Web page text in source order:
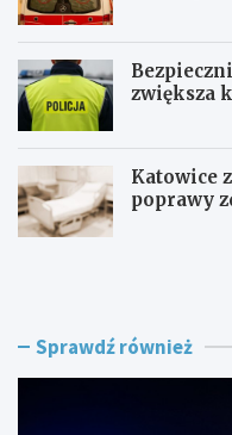
zwiększa
Katowice
poprawy
P
j
Z
ż Sprawdź również